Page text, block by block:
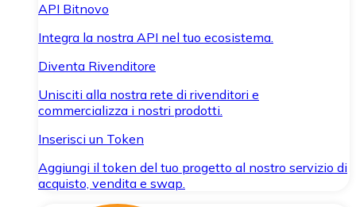
API Bitnovo
Integra la nostra API nel tuo ecosistema.
Diventa Rivenditore
Unisciti alla nostra rete di rivenditori e
commercializza i nostri prodotti.
Inserisci un Token
Aggiungi il token del tuo progetto al nostro servizio di
acquisto, vendita e swap.